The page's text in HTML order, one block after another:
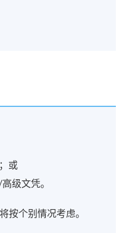
或
级文凭。
按个别情况考虑。